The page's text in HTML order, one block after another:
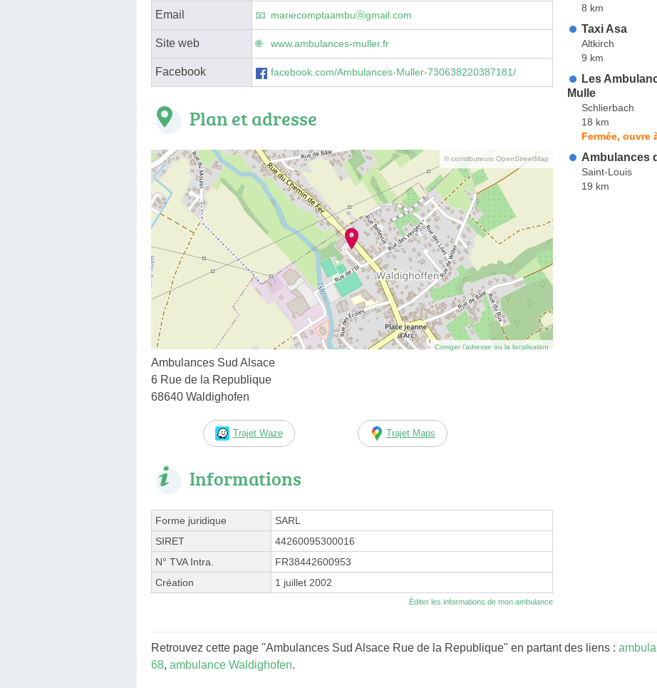
Email mariecomptaambuⓐgmail.com
Site web www.ambulances-muller.fr
Facebook facebook.com/Ambulances-Muller-730638220387181/
Plan et adresse
© contributeurs OpenStreetMap
Corriger l’adresse ou la localisation
Ambulances Sud Alsace
6 Rue de la Republique
68640 Waldighofen
Trajet Waze Trajet Maps
Informations
Forme juridique
SARL
SIRET
44260095300016
N° TVA Intra.
FR38442600953
Création
1 juillet 2002
Éditer les informations de mon ambulance
8 km
Taxi Asa
Altkirch
9 km
Les
Mulle
Schlierbach
18 km
Fermée, ouvre
Ambulances
Saint-Louis
19 km
Retrouvez cette page "Ambulances Sud Alsace Rue de la Republique" en partant des liens :
68, ambulance Waldighofen.